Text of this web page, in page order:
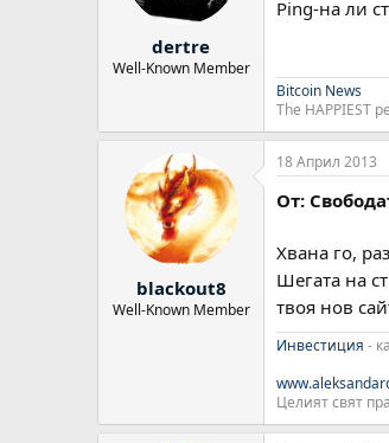
dertre
Well-Known Member
Ping-на ли
Bitcoin News
The HAPPIEST
blackout8
Well-Known Member
18 Април 2013
От:
Хвана го,
Шегата на
твоя нов
Инвестиция -
Целият свят